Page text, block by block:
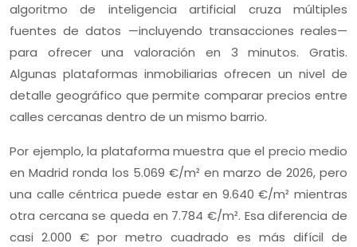
algoritmo de inteligencia artificial cruza múltiples
fuentes de datos —incluyendo transacciones reales—
para ofrecer una valoración en 3 minutos. Gratis.
Algunas plataformas inmobiliarias ofrecen un nivel de
detalle geográfico que permite comparar precios entre
calles cercanas dentro de un mismo barrio.
Por ejemplo, la plataforma muestra que el precio medio
en Madrid ronda los 5.069 €/m² en marzo de 2026, pero
una calle céntrica puede estar en 9.640 €/m² mientras
otra cercana se queda en 7.784 €/m². Esa diferencia de
casi 2.000 € por metro cuadrado es más difícil de